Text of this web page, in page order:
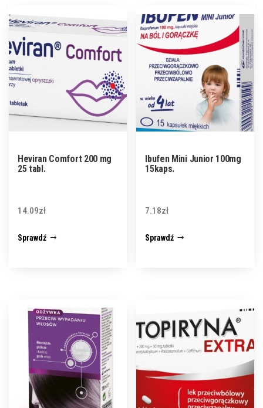
Heviran Comfort 200 mg
25 tabl.
14.09zł
Sprawdź
Ibufen Mini Junior 100mg
15kaps.
7.18zł
Sprawdź